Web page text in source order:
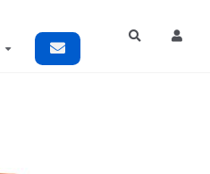
Rechercher